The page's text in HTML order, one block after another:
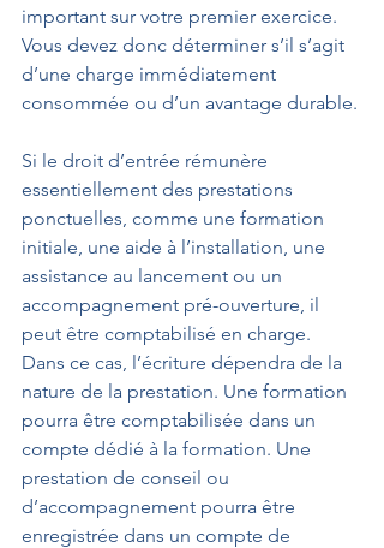
important sur votre premier exercice.
Vous devez donc déterminer s’il s’agit
d’une charge immédiatement
consommée ou d’un avantage durable.
Si le droit d’entrée rémunère
essentiellement des prestations
ponctuelles, comme une formation
initiale, une aide à l’installation, une
assistance au lancement ou un
accompagnement pré-ouverture, il
peut être comptabilisé en charge.
Dans ce cas, l’écriture dépendra de la
nature de la prestation. Une formation
pourra être comptabilisée dans un
compte dédié à la formation. Une
prestation de conseil ou
d’accompagnement pourra être
enregistrée dans un compte de